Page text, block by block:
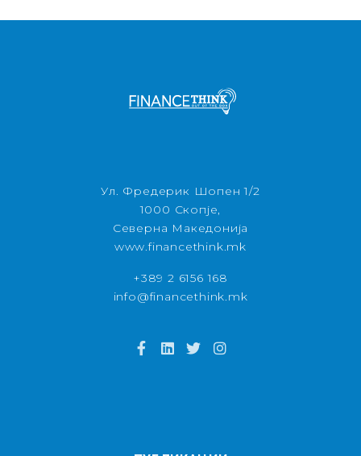
Ул. Фредерик Шопен 1/2
1000 Скопје,
Северна Македонија
www.financethink.mk
+389 2 6156 168
info@financethink.mk